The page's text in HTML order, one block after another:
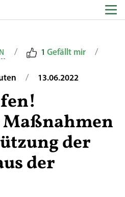
/ 1 Gefällt mir /
/ 13.06.2022
der
der